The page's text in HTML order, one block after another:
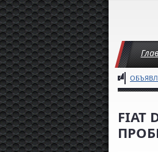
FIAT